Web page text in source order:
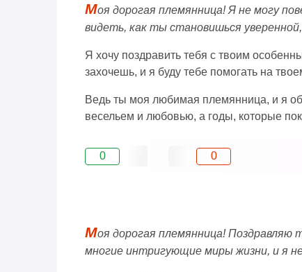
Моя дорогая племянница! Я не могу
видеть, как ты становишься
Я хочу поздравить тебя с твоим
захочешь, и я буду тебе помогать на
Ведь ты моя любимая племянница, и я
весельем и любовью, а годы, которые
0 0
Моя дорогая племянница!
многие интригующие миры жизни, и я